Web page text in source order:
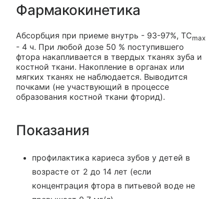
Фармакокинетика
Абсорбция при приеме внутрь - 93-97%, ТCmax
- 4 ч. При любой дозе 50 % поступившего
фтора накапливается в твердых тканях зуба и
костной ткани. Накопление в органах или
мягких тканях не наблюдается. Выводится
почками (не участвующий в процессе
образования костной ткани фторид).
Показания
профилактика кариеса зубов у детей в
возрасте от 2 до 14 лет (если
концентрация фтора в питьевой воде не